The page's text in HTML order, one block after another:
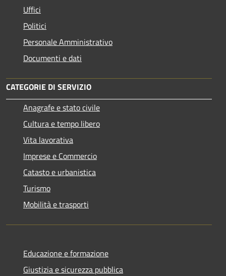
Uffici
Politici
Personale Amministrativo
Documenti e dati
CATEGORIE DI SERVIZIO
Anagrafe e stato civile
Cultura e tempo libero
Vita lavorativa
Imprese e Commercio
Catasto e urbanistica
Turismo
Mobilità e trasporti
Educazione e formazione
Giustizia e sicurezza pubblica